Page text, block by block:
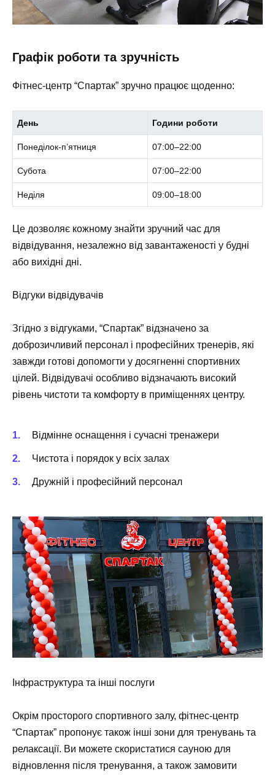
Графік роботи та зручність
Фітнес-центр “Спартак” зручно працює щоденно:
День Години роботи
Понеділок-п’ятниця 07:00–22:00
Субота 07:00–22:00
Неділя 09:00–18:00
Це дозволяє кожному знайти зручний час для
відвідування, незалежно від завантаженості у будні
або вихідні дні.
Відгуки відвідувачів
Згідно з відгуками, “Спартак” відзначено за
доброзичливий персонал і професійних тренерів, які
завжди готові допомогти у досягненні спортивних
цілей. Відвідувачі особливо відзначають високий
рівень чистоти та комфорту в приміщеннях центру.
Відмінне оснащення і сучасні тренажери
Чистота і порядок у всіх залах
Дружній і професійний персонал
Інфраструктура та інші послуги
Окрім просторого спортивного залу, фітнес-центр
“Спартак” пропонує також інші зони для тренувань та
релаксації. Ви можете скористатися сауною для
відновлення після тренування, а також замовити